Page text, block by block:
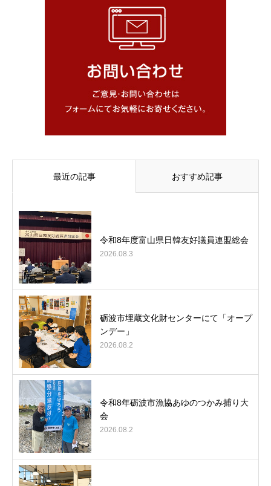
最近の記事 おすすめ記事
令和8年度富山県日韓友好議員連盟総会
2026.08.3
砺波市埋蔵文化財センターにて「オープ
ンデー」
2026.08.2
令和8年砺波市漁協あゆのつかみ捕り大
会
2026.08.2